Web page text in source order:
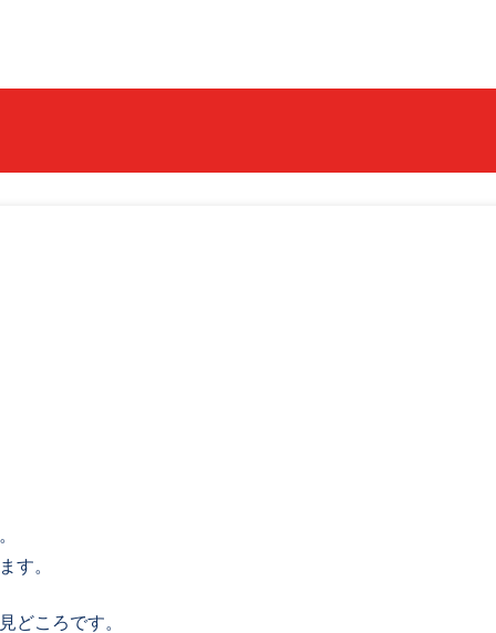
す。
どころです。